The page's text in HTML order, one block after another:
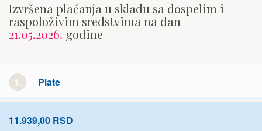
Izvršena plaćanja u skladu sa dospelim i
raspoloživim sredstvima na dan
21.05.2026. godine
1. Plate
11.939,00 RSD